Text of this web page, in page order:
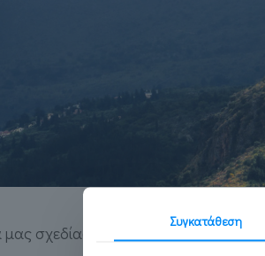
μας σχεδίασε την ιστοσελίδα του
Συγκατάθεση